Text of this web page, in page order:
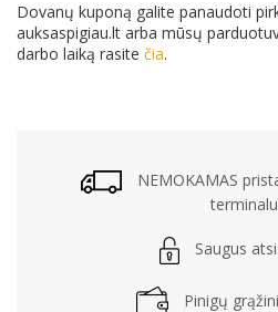
Dovanų kuponą galite panaudoti
auksaspigiau.lt arba mūsų
darbo laiką rasite čia.
NEMOKAMAS
Saugus
Pinigų